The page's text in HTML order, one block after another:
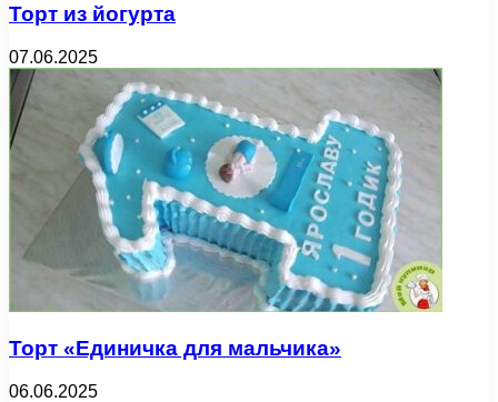
Торт из йогурта
07.06.2025
Торт «Единичка для мальчика»
06.06.2025